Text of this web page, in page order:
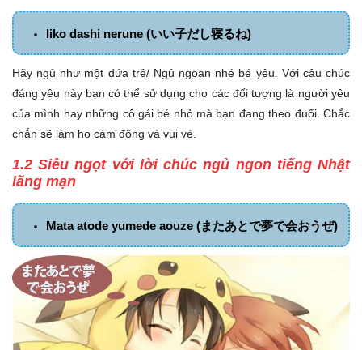
Iiko dashi nerune (いい子だし寝るね)
Hãy ngủ như một đứa trẻ/ Ngủ ngoan nhé bé yêu. Với câu chúc
đáng yêu này bạn có thể sử dụng cho các đối tượng là người yêu
của mình hay những cô gái bé nhỏ mà bạn đang theo đuổi. Chắc
chắn sẽ làm họ cảm động và vui vẻ.
1.2 Siêu ngọt với lời chúc ngủ ngon tiếng Nhật
lãng mạn
Mata atode yumede aouze (またあとで夢で会おうぜ)